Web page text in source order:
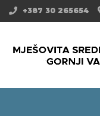
+387 30 265654